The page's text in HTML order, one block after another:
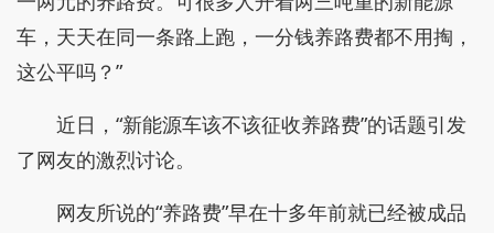
车，天天在同一条路上跑，一分钱养路费都不用掏，
这公平吗？”
近日，“新能源车该不该征收养路费”的话题引发
了网友的激烈讨论。
网友所说的“养路费”早在十多年前就已经被成品